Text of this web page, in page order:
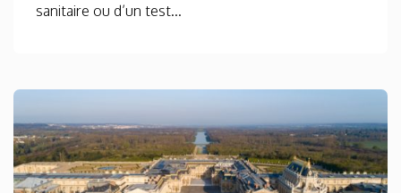
sanitaire ou d’un test...